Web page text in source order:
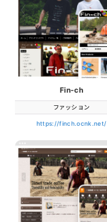
Fin-ch
ファッション
https://finch.ocnk.net/